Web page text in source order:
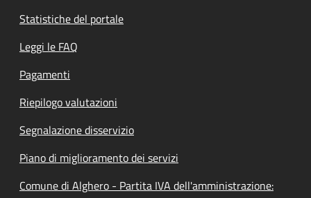
Statistiche del portale
Leggi le FAQ
Pagamenti
Riepilogo valutazioni
Segnalazione disservizio
Piano di miglioramento dei servizi
Comune di Alghero - Partita IVA dell'amministrazione: